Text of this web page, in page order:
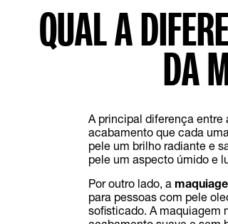
QUAL A
DA
A principal diferença
acabamento que cada
pele um brilho radiante e
pele um aspecto úmido e
Por outro lado, a
para pessoas com pele
sofisticado. A maquiagem